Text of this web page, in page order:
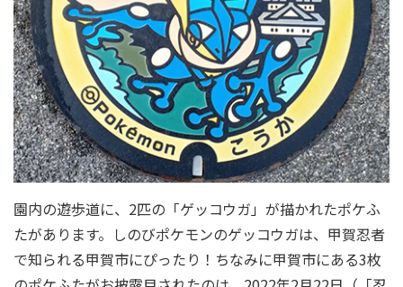
園内の遊歩道に、2匹の「ゲッコウガ」が描かれたポケふ
たがあります。しのびポケモンのゲッコウガは、甲賀忍者
で知られる甲賀市にぴったり！ちなみに甲賀市にある3枚